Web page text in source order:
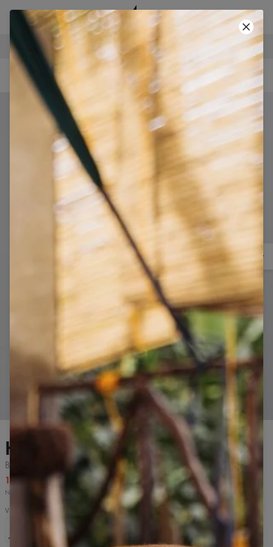
BEZPEČNÉ PLATBY
POUŽIJ KÓD A ZÍSKEJ -40%!
• KÓD: SUMMER40
Krátkým dotykem přiblížíte
Modelka měří 179 cm a nosí velikost S.
Kalhotky
Béžové
13,99 US$ 16,99 US$
Nejnižší cena za 30 dny před zavedením snížení: 13,99 US$.
Velikost
M